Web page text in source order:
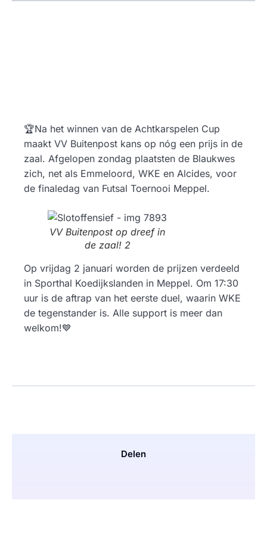
🏆Na het winnen van de Achtkarspelen Cup
maakt VV Buitenpost kans op nóg een prijs in de
zaal. Afgelopen zondag plaatsten de Blaukwes
zich, net als Emmeloord, WKE en Alcides, voor
de finaledag van Futsal Toernooi Meppel.
VV Buitenpost op dreef in
de zaal! 2
Op vrijdag 2 januari worden de prijzen verdeeld
in Sporthal Koedijkslanden in Meppel. Om 17:30
uur is de aftrap van het eerste duel, waarin WKE
de tegenstander is. Alle support is meer dan
welkom!💙
Delen